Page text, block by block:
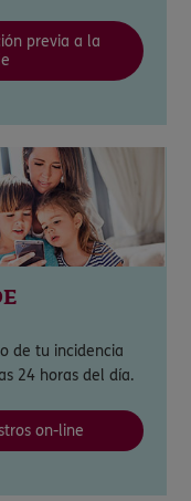
previa a la
de tu incidencia
24 horas del día.
on-line